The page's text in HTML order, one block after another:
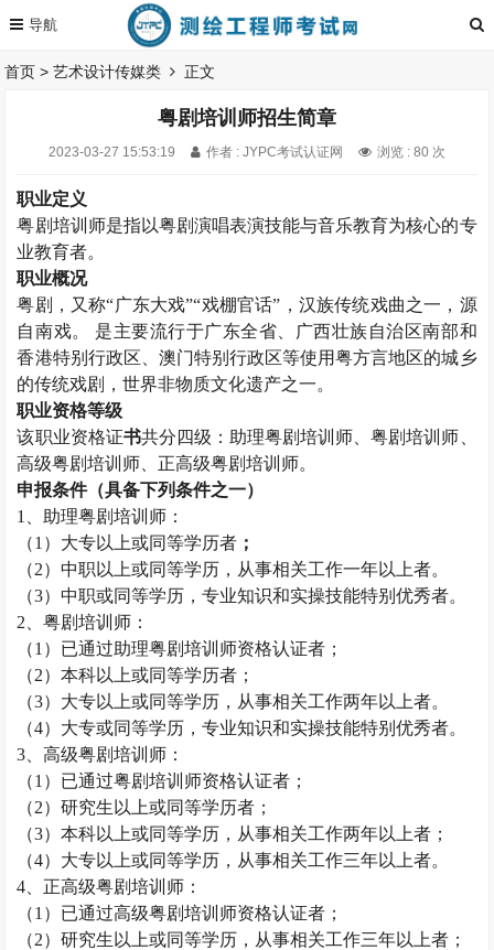
首页 >艺术设计传媒类 正文
粤剧培训师招生简章
2023-03-27 15:53:19 作者 : JYPC考试认证网 浏览 : 80 次
职业定义
粤剧培训师是指以粤剧演唱表演技能与音乐教育为核心的专
业教育者。
职业概况
粤剧，又称“广东大戏”“戏棚官话”，汉族传统戏曲之一，源
自南戏。
是主要流行于广东全省、广西壮族自治区南部和
香港特别行政区、澳门特别行政区等使用粤方言地区的城乡
的传统戏剧，世界非物质文化遗产之一。
职业资格等级
该职业资格证书共分四级：助理粤剧培训师、粤剧培训师、
高级粤剧培训师、正高级粤剧培训师。
申报条件（具备下列条件之一）
1
、助理粤剧培训师：
（1 ） 大专以上或同等学历者 ；
（2）中职以上或同等学历，从事相关工作一年以上者。
（3）中职或同等学历，专业知识和实操技能特别优秀者。
2 、粤剧培训师：
（1 ）已通过助理粤剧培训师资格认证者；
（2）本科以上或同等学历者；
（3）大专以上或同等学历，从事相关工作两年以上者。
（4）大专或同等学历，专业知识和实操技能特别优秀者。
3 、高级粤剧培训师：
（1 ）已通过粤剧培训师资格认证者；
（2）研究生以上或同等学历者；
（3）本科以上或同等学历，从事相关工作两年以上者；
（4）大专以上或同等学历，从事相关工作三年以上者。
4 、正高级粤剧培训师：
（1 ）已通过高级粤剧培训师资格认证者；
（2）研究生以上或同等学历，从事相关工作三年以上者；